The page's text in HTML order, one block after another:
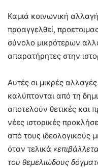
Καμιά κοινωνική
προαγγελθεί,
σύνολο μικρότερων
απαρατήρητες στην
Αυτές οι μικρές
καλύπτονται από τη
αποτελούν θετικές και
νέες ιστορικές
από τους ιδεολογικούς
όταν τελικά
του θεμελιώδους